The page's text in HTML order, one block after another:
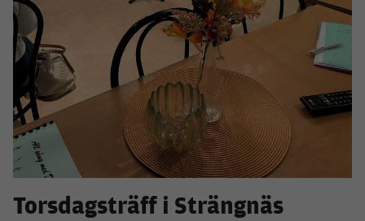
Torsdagsträff i Strängnäs